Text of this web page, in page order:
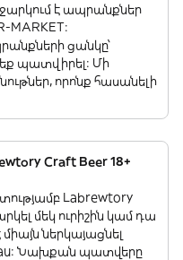
է ապրանքներ
MARKET:
ցանկը՝
եք պատվիրել: Մի
որոնք հասանելի
Craft Beer 18+
Labrewtory
մեկ ուրիշին կամ դա
ներկայացնել
Նախքան պատվերը